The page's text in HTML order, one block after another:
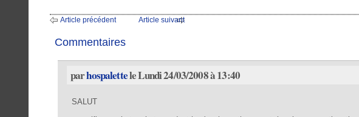
Article précédent Article suivant
Commentaires
parhospalettele Lundi 24/03/2008 à 13:40
SALUT